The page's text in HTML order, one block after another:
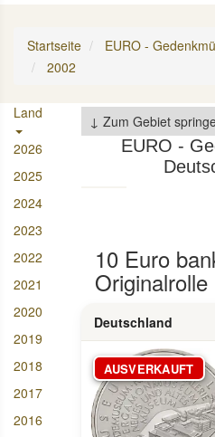
Startseite EURO -
2002
Land
2026
2025
2024
2023
2022
2021
2020
2019
2018
2017
2016
EURO -
10 Euro
Originalrolle
Deutschland
AUSVERKAUFT